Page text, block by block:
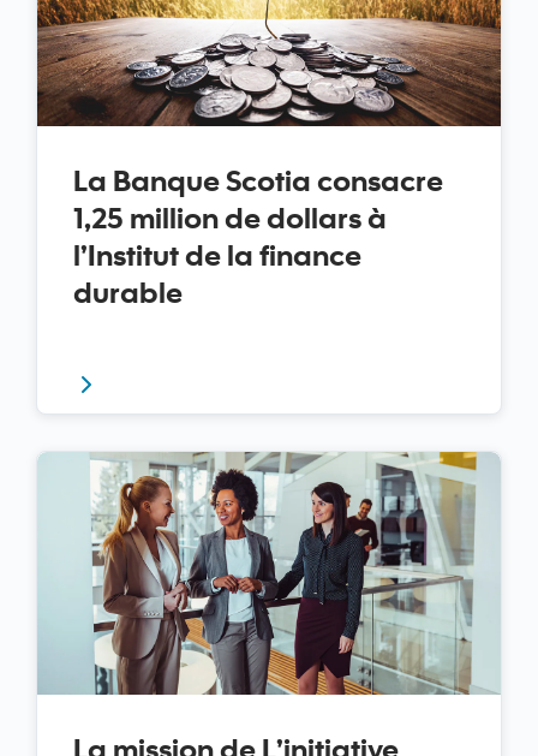
La Banque Scotia consacre
1,25 million de dollars à
l’Institut de la finance
durable
L’engagement de la Banque Scotia en matière de
La mission de L’initiative